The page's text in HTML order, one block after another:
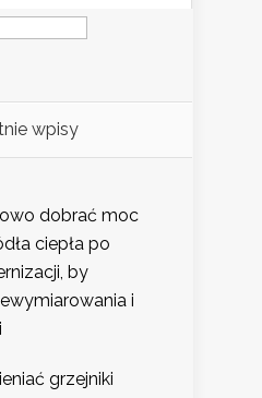
wpisy
dobrać moc
ciepła po
by
i
grzejniki